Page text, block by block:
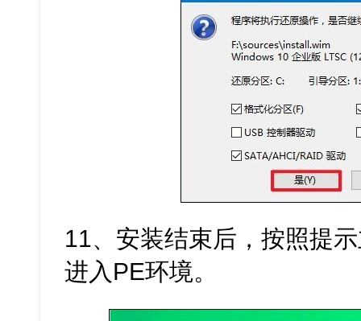
11、安装结束后，按照提
进入PE环境。